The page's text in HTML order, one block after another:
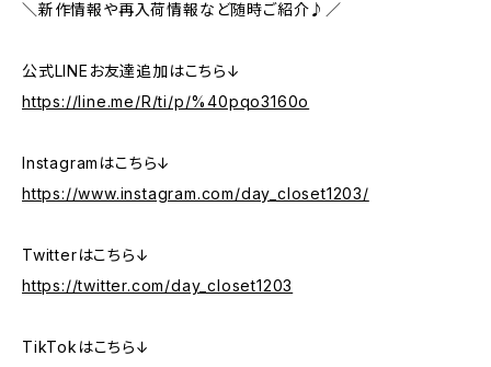
＼新作情報や再入荷情報など随時ご紹介♪／
公式LINEお友達追加はこちら↓
https://line.me/R/ti/p/%40pqo3160o
Instagramはこちら↓
https://www.instagram.com/day_closet1203/
Twitterはこちら↓
https://twitter.com/day_closet1203
TikTokはこちら↓